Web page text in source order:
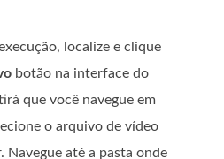
localize e clique
botão na interface do
que você navegue em
o arquivo de vídeo
Navegue até a pasta onde